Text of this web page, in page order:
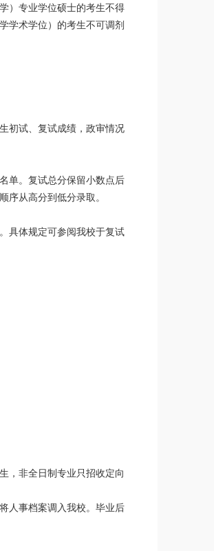
）专业学位硕士的考生不得
学术学位）的考生不可调剂
初试、复试成绩，政审情况
单。复试总分保留小数点后
从高分到低分录取。
具体规定可参阅我校于复试
，非全日制专业只招收定向
人事档案调入我校。毕业后